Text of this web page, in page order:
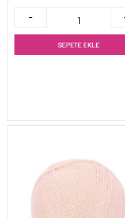
SEPETE EKLE